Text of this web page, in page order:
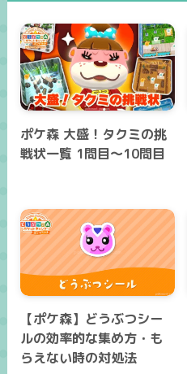
ポケ森 大盛！タクミの挑
戦状一覧 1問目～10問目
【ポケ森】どうぶつシー
ルの効率的な集め方・も
らえない時の対処法